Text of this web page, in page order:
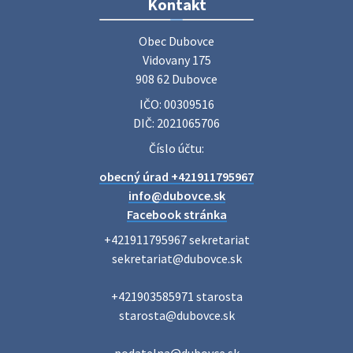
Základná organizácia Únie žien Slovenska Dubovce
srdečne pozýva svoje členky, ich rodinných príslušníkov aj
priateľov na jednodňový zájazd na termálne kúpalisko
Poradne komplexnej pomoci
diskrétne komplexné odborné poradenstvo. Tím
odborníkov Vám pomôžte nájsť riešenie v piatich kľúčových
oblastiach: právo rodina a v…
Voľby do orgánov samosprávnych krajov 2026 V obci
miestnosti je na adrese: Vidovany 175, 908 62 Dubovce –
Kontakt
Obec Dubovce
Vidovany 175
908 62 Dubovce
IČO: 00309516
DIČ: 2021065706
Číslo účtu:
obecný úrad +421911795967
info@dubovce.sk
Facebook stránka
+421911795967 sekretariat
sekretariat@dubovce.sk
+421903585971 starosta
starosta@dubovce.sk